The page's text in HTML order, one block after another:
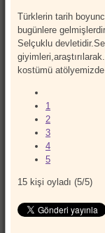
Türklerin tarih
bugünlere
Selçuklu
kostümü
1
2
3
4
5
15 kişi oyladı (5/5)